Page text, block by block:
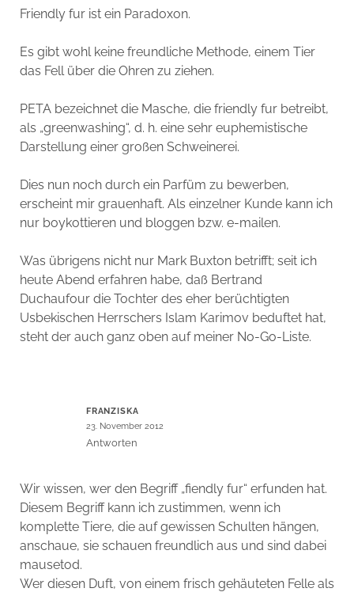
Friendly fur ist ein Paradoxon.
Es gibt wohl keine freundliche Methode, einem Tier
das Fell über die Ohren zu ziehen.
PETA bezeichnet die Masche, die friendly fur betreibt,
als „greenwashing“, d. h. eine sehr euphemistische
Darstellung einer großen Schweinerei.
Dies nun noch durch ein Parfüm zu bewerben,
erscheint mir grauenhaft. Als einzelner Kunde kann ich
nur boykottieren und bloggen bzw. e-mailen.
Was übrigens nicht nur Mark Buxton betrifft; seit ich
heute Abend erfahren habe, daß Bertrand
Duchaufour die Tochter des eher berüchtigten
Usbekischen Herrschers Islam Karimov beduftet hat,
steht der auch ganz oben auf meiner No-Go-Liste.
FRANZISKA
23. November 2012
Antworten
Wir wissen, wer den Begriff „fiendly fur“ erfunden hat.
Diesem Begriff kann ich zustimmen, wenn ich
komplette Tiere, die auf gewissen Schulten hängen,
anschaue, sie schauen freundlich aus und sind dabei
mausetod.
Wer diesen Duft, von einem frisch gehäuteten Felle als